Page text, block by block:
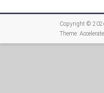
Copyright ©
Theme: Accelerate